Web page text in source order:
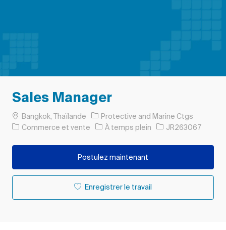
Sales Manager
Emplacement
Bangkok, Thaïlande
Protective and Marine Ctgs
Catégorie
Commerce et vente Type d’emploi
À temps plein ID de l’emploi
JR263067
Postulez maintenant
Enregistrer le travail